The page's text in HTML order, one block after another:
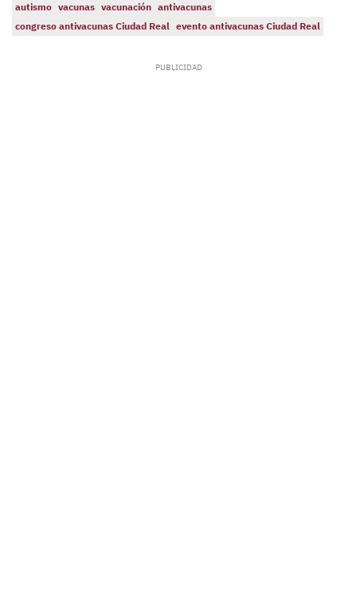
autismo vacunas vacunación antivacunas
congreso antivacunas Ciudad Real evento antivacunas Ciudad Real